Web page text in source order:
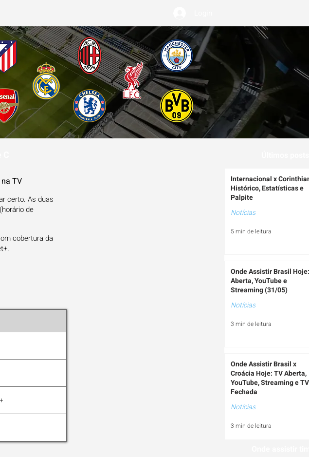
TV
certo. As duas
de
cobertura da
Internacional x
Histórico, Estatísticas e
Palpite
Notícias
5 min de leitura
Onde Assistir Brasil
Aberta, YouTube e
Streaming (31/05)
Notícias
3 min de leitura
Onde Assistir Brasil x
Croácia Hoje: TV Aberta,
YouTube, Streaming e TV
Fechada
Notícias
3 min de leitura